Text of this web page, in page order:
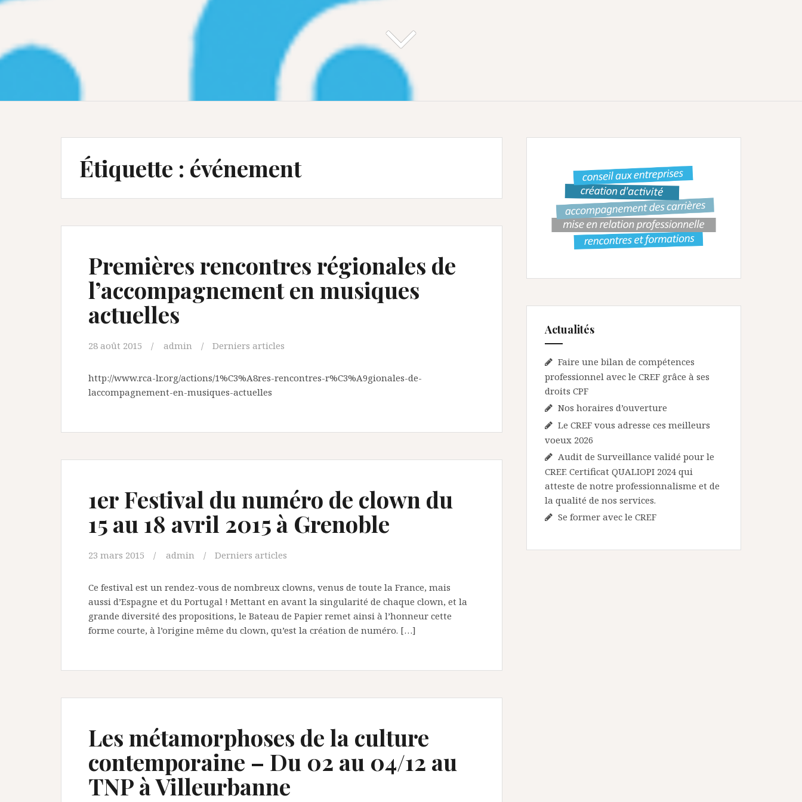
Étiquette : événement
Premières rencontres régionales de
l’accompagnement en musiques
actuelles
28 août 2015 admin Derniers articles
http://www.rca-lr.org/actions/1%C3%A8res-rencontres-r%C3%A9gionales-de-
laccompagnement-en-musiques-actuelles
1er Festival du numéro de clown du
15 au 18 avril 2015 à Grenoble
23 mars 2015 admin Derniers articles
Ce festival est un rendez-vous de nombreux clowns, venus de toute la France, mais
aussi d’Espagne et du Portugal ! Mettant en avant la singularité de chaque clown, et la
grande diversité des propositions, le Bateau de Papier remet ainsi à l’honneur cette
forme courte, à l’origine même du clown, qu’est la création de numéro. […]
Les métamorphoses de la culture
contemporaine – Du 02 au 04/12 au
TNP à Villeurbanne
Actualités
Faire une bilan de compétences
professionnel avec le CREF grâce à ses
droits CPF
Nos horaires d’ouverture
Le CREF vous adresse ces meilleurs
voeux 2026
Audit de Surveillance validé pour le
CREF. Certificat QUALIOPI 2024 qui
atteste de notre professionnalisme et de
la qualité de nos services.
Se former avec le CREF